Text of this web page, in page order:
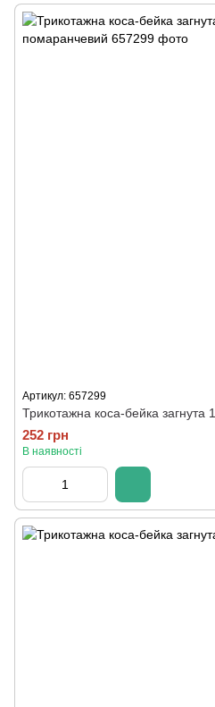
Артикул: 657299
Трикотажна коса-бейка
252 грн
В наявності